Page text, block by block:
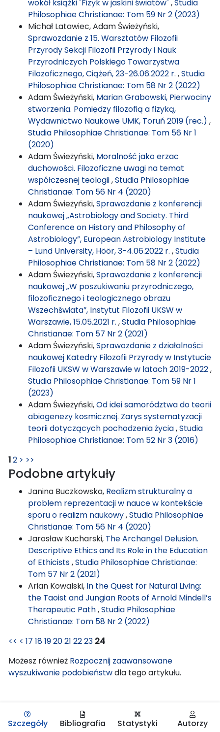
wokół książki "Fizyk w jaskini światów",Studia
Philosophiae Christianae: Tom 59 Nr 2 (2023)
Michał Latawiec, Adam Świeżyński,
Sprawozdanie z 15. Warsztatów Filozofii
Przyrody Sekcji Filozofii Przyrody i Nauk
Przyrodniczych Polskiego Towarzystwa
Filozoficznego, Ciążeń, 23-26.06.2022 r. ,Studia
Philosophiae Christianae: Tom 58 Nr 2 (2022)
Adam Świeżyński, Marian Grabowski, Pierwociny
stworzenia. Pomiędzy filozofią a fizyką,
Wydawnictwo Naukowe UMK, Toruń 2019 (rec.) ,
Studia Philosophiae Christianae: Tom 56 Nr 1
(2020)
Adam Świeżyński, Moralność jako erzac
duchowości. Filozoficzne uwagi na temat
współczesnej teologii,Studia Philosophiae
Christianae: Tom 56 Nr 4 (2020)
Adam Świeżyński,Sprawozdanie z konferencji
naukowej „Astrobiology and Society. Third
Conference on History and Philosophy of
Astrobiology”, European Astrobiology Institute
– Lund University, Höör, 3-4.06.2022 r. ,Studia
Philosophiae Christianae: Tom 58 Nr 2 (2022)
Adam Świeżyński,Sprawozdanie z konferencji
naukowej „W poszukiwaniu przyrodniczego,
filozoficznego i teologicznego obrazu
Wszechświata”, Instytut Filozofii UKSW w
Warszawie, 15.05.2021 r. ,Studia Philosophiae
Christianae: Tom 57 Nr 2 (2021)
Adam Świeżyński,Sprawozdanie z działalności
naukowej Katedry Filozofii Przyrody w Instytucie
Filozofii UKSW w Warszawie w latach 2019-2022,
Studia Philosophiae Christianae: Tom 59 Nr 1
(2023)
Adam Świeżyński,Od idei samorództwa do teorii
abiogenezy kosmicznej. Zarys systematyzacji
teorii dotyczących pochodzenia życia,Studia
Philosophiae Christianae: Tom 52 Nr 3 (2016)
12 > >>
Podobne artykuły
Janina Buczkowska, Realizm strukturalny a
problem reprezentacji w nauce w kontekście
sporu o realizm naukowy,Studia Philosophiae
Christianae: Tom 56 Nr 4 (2020)
Jarosław Kucharski, The Archangel Delusion.
Descriptive Ethics and Its Role in the Education
of Ethicists,Studia Philosophiae Christianae:
Tom 57 Nr 2 (2021)
Arian Kowalski, In the Quest for Natural Living:
the Taoist and Jungian Roots of Arnold Mindell’s
Therapeutic Path,Studia Philosophiae
Christianae: Tom 58 Nr 2 (2022)
<< < 17 18192021 2223 24
Możesz również Rozpocznij zaawansowane
wyszukiwanie podobieństwdla tego artykułu.
Szczegóły Bibliografia Statystyki Autorzy